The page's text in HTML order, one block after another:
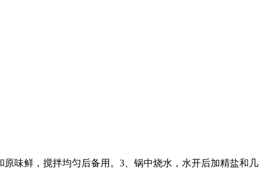
味鲜，搅拌均匀后备用。3、锅中烧水，水开后加精盐和几